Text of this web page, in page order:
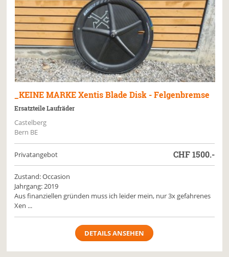
_KEINE MARKE Xentis Blade Disk - Felgenbremse
Ersatzteile Laufräder
Castelberg
Bern BE
Privatangebot CHF1500.-
Zustand: Occasion
Jahrgang: 2019
Aus finanziellen gründen muss ich leider mein, nur 3x gefahrenes
Xen ...
DETAILS ANSEHEN